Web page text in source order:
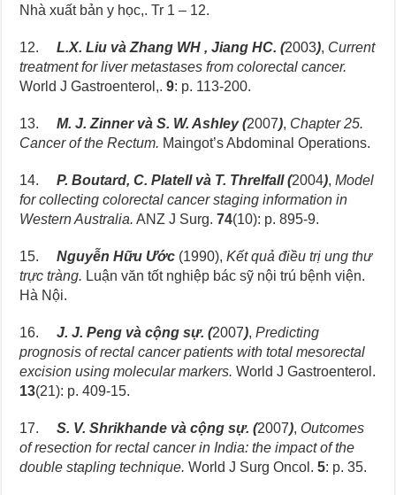
Nhà xuất bản y học,. Tr 1 – 12.
12.L.X. Liu và Zhang WH , Jiang HC. (2003), Current
treatment for liver metastases from colorectal cancer.
World J Gastroenterol,.9: p. 113-200.
13.M. J. Zinner và S. W. Ashley (2007), Chapter 25.
Cancer of the Rectum. Maingot’s Abdominal Operations.
14.P. Boutard, C. Platell và T. Threlfall (2004),Model
for collecting colorectal cancer staging information in
Western Australia. ANZ J Surg.74(10): p. 895-9.
15.Nguyễn Hữu Ước (1990),Kết quả điều trị ung thư
trực tràng. Luận văn tốt nghiệp bác sỹ nội trú bệnh viện.
Hà Nội.
16.J. J. Peng và cộng sự.(2007),Predicting
prognosis of rectal cancer patients with total mesorectal
excision using molecular markers. World J Gastroenterol.
13(21): p. 409-15.
17.S. V. Shrikhande và cộng sự.(2007), Outcomes
of resection for rectal cancer in India: the impact of the
double stapling technique. World J Surg Oncol.5: p. 35.